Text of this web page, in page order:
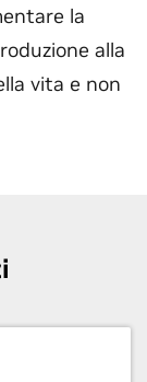
la
alla
vita e non